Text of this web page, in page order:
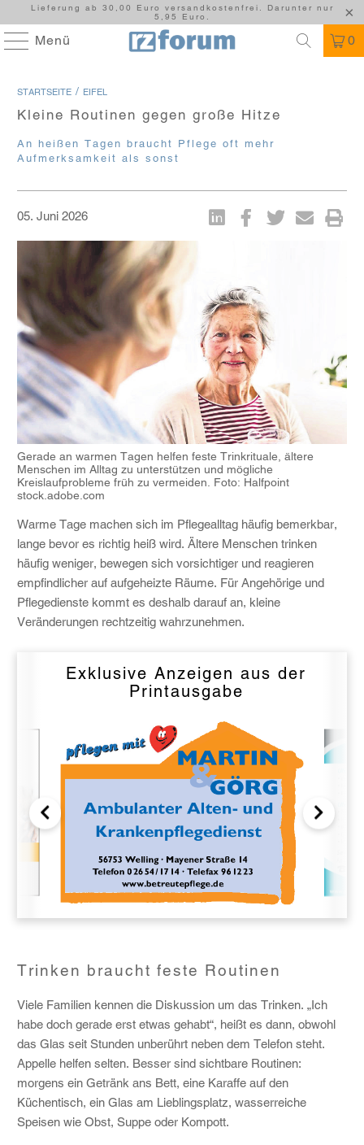
Lieferung ab 30,00 Euro versandkostenfrei. Darunter nur
5,95 Euro.
Menü 0
STARTSEITE / EIFEL
Kleine Routinen gegen große Hitze
An heißen Tagen braucht Pflege oft mehr
Aufmerksamkeit als sonst
05. Juni 2026
Gerade an warmen Tagen helfen feste Trinkrituale, ältere
Menschen im Alltag zu unterstützen und mögliche
Kreislaufprobleme früh zu vermeiden. Foto: Halfpoint
stock.adobe.com
Warme Tage machen sich im Pflegealltag häufig bemerkbar,
lange bevor es richtig heiß wird. Ältere Menschen trinken
häufig weniger, bewegen sich vorsichtiger und reagieren
empfindlicher auf aufgeheizte Räume. Für Angehörige und
Pflegedienste kommt es deshalb darauf an, kleine
Veränderungen rechtzeitig wahrzunehmen.
Exklusive Anzeigen aus der
Printausgabe
Trinken braucht feste Routinen
Viele Familien kennen die Diskussion um das Trinken. „Ich
habe doch gerade erst etwas gehabt“, heißt es dann, obwohl
das Glas seit Stunden unberührt neben dem Telefon steht.
Appelle helfen selten. Besser sind sichtbare Routinen:
morgens ein Getränk ans Bett, eine Karaffe auf den
Küchentisch, ein Glas am Lieblingsplatz, wasserreiche
Speisen wie Obst, Suppe oder Kompott.